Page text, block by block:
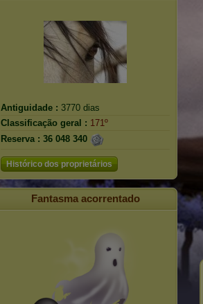
Antiguidade : 3770 dias
Classificação geral : 171º
Reserva : 36 048 340
Histórico dos proprietários
Fantasma acorrentado